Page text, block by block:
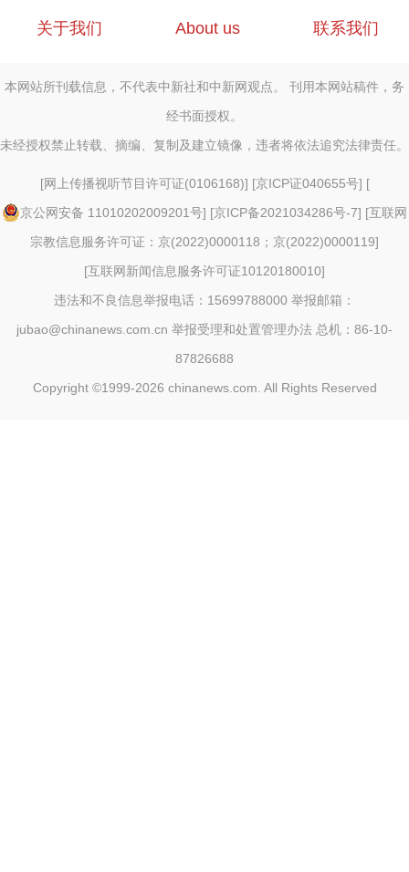
关于我们 About us 联系我们
本网站所刊载信息，不代表中新社和中新网观点。 刊用本网站稿件，务
经书面授权。
未经授权禁止转载、摘编、复制及建立镜像，违者将依法追究法律责任。
[网上传播视听节目许可证(0106168)] [京ICP证040655号] [
京公网安备 11010202009201号] [京ICP备2021034286号-7] [互联网
宗教信息服务许可证：京(2022)0000118；京(2022)0000119]
[互联网新闻信息服务许可证10120180010]
违法和不良信息举报电话：15699788000 举报邮箱：
jubao@chinanews.com.cn 举报受理和处置管理办法 总机：86-10-
87826688
Copyright ©1999-2026 chinanews.com. All Rights Reserved